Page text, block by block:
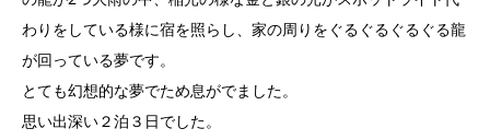
わりをしている様に宿を照らし、家の周りをぐるぐるぐるぐる龍
が回っている夢です。
とても幻想的な夢でため息がでました。
思い出深い２泊３日でした。